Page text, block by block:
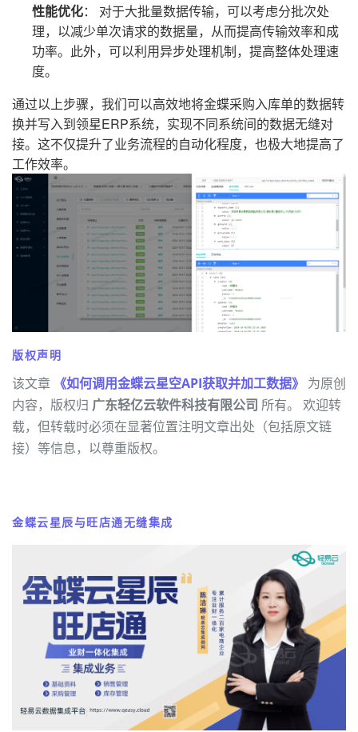
性能优化： 对于大批量数据传输，可以考虑分批次处
理，以减少单次请求的数据量，从而提高传输效率和成
功率。此外，可以利用异步处理机制，提高整体处理速
度。
通过以上步骤，我们可以高效地将金蝶采购入库单的数据转
换并写入到领星ERP系统，实现不同系统间的数据无缝对
接。这不仅提升了业务流程的自动化程度，也极大地提高了
工作效率。
版权声明
该文章 《如何调用金蝶云星空API获取并加工数据》 为原创
内容，版权归 广东轻亿云软件科技有限公司 所有。 欢迎转
载，但转载时必须在显著位置注明文章出处（包括原文链
接）等信息，以尊重版权。
金蝶云星辰与旺店通无缝集成